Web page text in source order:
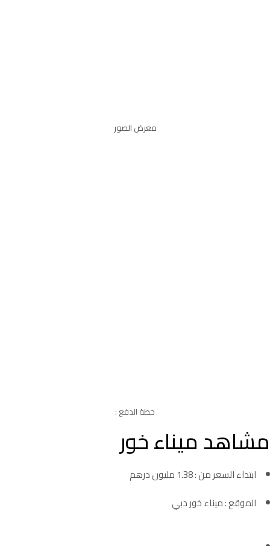
معرض الصور
خطة الدفع :
مشاهد ميناء خور
ابتداء السعر من : 1.38 مليون درهم
الموقع : ميناء خور دبي